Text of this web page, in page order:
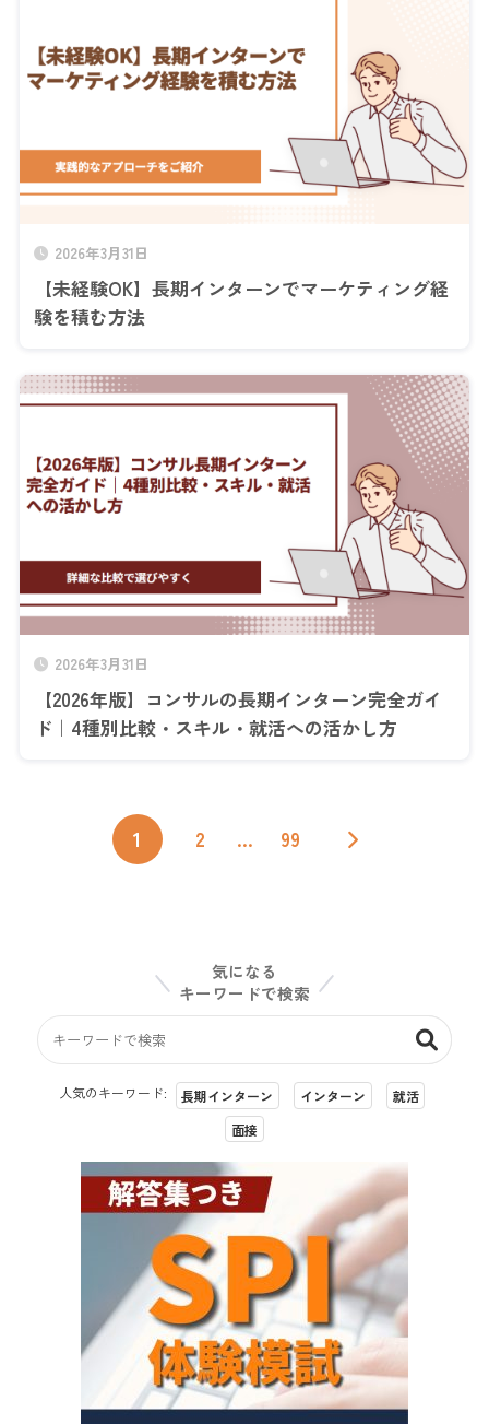
2026年3月31日
【未経験OK】長期インターンでマーケティング経
験を積む方法
2026年3月31日
【2026年版】コンサルの長期インターン完全ガイ
ド｜4種別比較・スキル・就活への活かし方
1 2 … 99
気になる
キーワードで検索
人気のキーワード: 長期インターン インターン
就活
面接